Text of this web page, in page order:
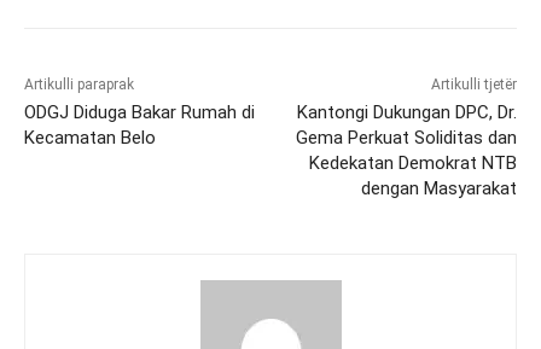
Artikulli paraprak
ODGJ Diduga Bakar Rumah di
Kecamatan Belo
Artikulli tjetër
Kantongi Dukungan DPC, Dr.
Gema Perkuat Soliditas dan
Kedekatan Demokrat NTB
dengan Masyarakat